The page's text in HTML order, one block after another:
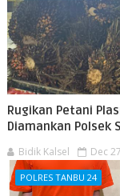
Rugikan Petani
Diamankan Polsek
Bidik Kalsel Dec
POLRES TANBU 24